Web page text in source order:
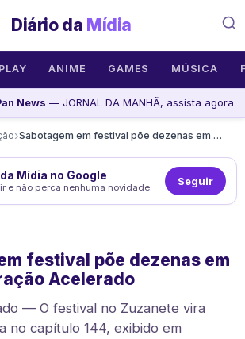
Diário da Mídia
ANIME GAMES MÚSICA
News — JORNAL DA MANHÃ, assista agora
› Sabotagem em festival põe dezenas em risco em Coração Acelerado
Mídia no Google
e não perca nenhuma novidade. Seguir
festival põe dezenas em
Acelerado
— O festival no Zuzanete vira
no capítulo 144, exibido em